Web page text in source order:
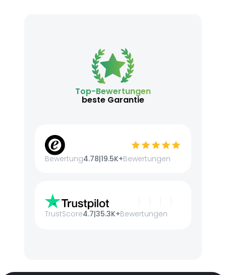
Top-Bewertungen
beste Garantie
Bewertung4.78|19.5K+Bewertungen
TrustScore4.7|35.3K+Bewertungen